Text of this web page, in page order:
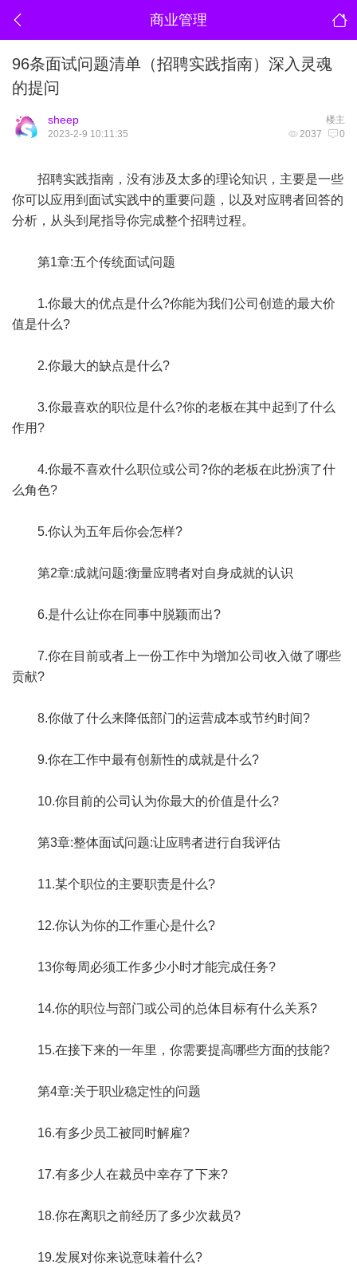
商业管理
96条面试问题清单（招聘实践指南）深入灵魂
的提问
楼主
sheep
2037 0
2023-2-9 10:11:35
招聘实践指南，没有涉及太多的理论知识，主要是一些
你可以应用到面试实践中的重要问题，以及对应聘者回答的
分析，从头到尾指导你完成整个招聘过程。
第1章:五个传统面试问题
1.你最大的优点是什么?你能为我们公司创造的最大价
值是什么?
2.你最大的缺点是什么?
3.你最喜欢的职位是什么?你的老板在其中起到了什么
作用?
4.你最不喜欢什么职位或公司?你的老板在此扮演了什
么角色?
5.你认为五年后你会怎样?
第2章:成就问题:衡量应聘者对自身成就的认识
6.是什么让你在同事中脱颖而出?
7.你在目前或者上一份工作中为增加公司收入做了哪些
贡献?
8.你做了什么来降低部门的运营成本或节约时间?
9.你在工作中最有创新性的成就是什么?
10.你目前的公司认为你最大的价值是什么?
第3章:整体面试问题:让应聘者进行自我评估
11.某个职位的主要职责是什么?
12.你认为你的工作重心是什么?
13你每周必须工作多少小时才能完成任务?
14.你的职位与部门或公司的总体目标有什么关系?
15.在接下来的一年里，你需要提高哪些方面的技能?
第4章:关于职业稳定性的问题
16.有多少员工被同时解雇?
17.有多少人在裁员中幸存了下来?
18.你在离职之前经历了多少次裁员?
19.发展对你来说意味着什么?